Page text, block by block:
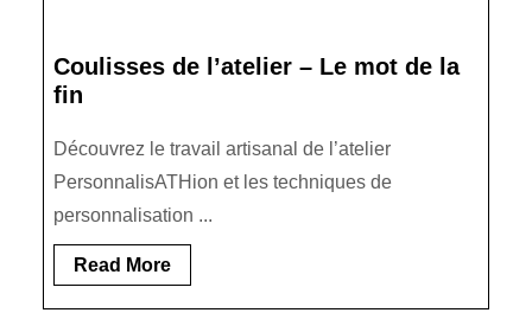
Coulisses de l’atelier – Le mot de la
fin
Découvrez le travail artisanal de l’atelier
PersonnalisATHion et les techniques de
personnalisation ...
Read MoreRead
More